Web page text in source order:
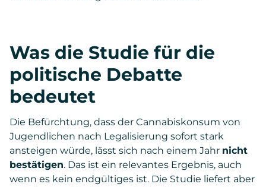
Was die Studie für die
politische Debatte
bedeutet
Die Befürchtung, dass der Cannabiskonsum von
Jugendlichen nach Legalisierung sofort stark
ansteigen würde, lässt sich nach einem Jahr nicht
bestätigen. Das ist ein relevantes Ergebnis, auch
wenn es kein endgültiges ist. Die Studie liefert aber